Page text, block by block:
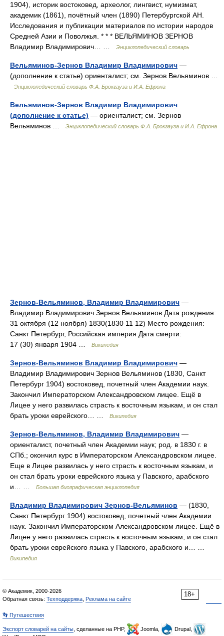
1904), историк востоковед, археолог, лингвист, нумизмат,
академик (1861), почётный член (1890) Петербургской АН.
Исследования и публикации материалов по истории народов
Средней Азии и Поволжья. * * * ВЕЛЬЯМИНОВ ЗЕРНОВ
Владимир Владимирович… …
Энциклопедический словарь
Вельяминов-Зернов Владимир Владимирович —
(дополнение к статье) ориенталист; см. Зернов Вельяминов …
Энциклопедический словарь Ф.А. Брокгауза и И.А. Ефрона
Вельяминов-Зернов Владимир Владимирович
(дополнение к статье) — ориенталист; см. Зернов
Вельяминов …
Энциклопедический словарь Ф.А. Брокгауза и И.А. Ефрона
Зернов-Вельяминов, Владимир Владимирович —
Владимир Владимирович Зернов Вельяминов Дата рождения:
31 октября (12 ноября) 1830(1830 11 12) Место рождения:
Санкт Петербург, Российская империя Дата смерти:
17 (30) января 1904 …
Википедия
Зернов-Вельяминов Владимир Владимирович —
Владимир Владимирович Зернов Вельяминов (1830, Санкт
Петербург 1904) востоковед, почетный член Академии наук.
Закончил Императорском Александровском лицее. Ещё в
Лицее у него развилась страсть к восточным языкам, и он стал
брать уроки еврейского… …
Википедия
Зернов-Вельяминов, Владимир Владимирович —
ориенталист, почетный член Академии наук; род. в 1830 г. в
СПб.; окончил курс в Императорском Александровском лицее.
Еще в Лицее развилась у него страсть к восточным языкам, и
он стал брать уроки еврейского языка у Павского, арабского
и… …
Большая биографическая энциклопедия
Владимир Владимирович Зернов-Вельяминов — (1830,
Санкт Петербург 1904) востоковед, почетный член Академии
наук. Закончил Императорском Александровском лицее. Ещё в
Лицее у него развилась страсть к восточным языкам, и он стал
брать уроки еврейского языка у Павского, арабского и… …
Википедия
18+
© Академик, 2000-2026
Обратная связь: Техподдержка Реклама на сайте
👣 Путешествия
Экспорт словарей на сайты , сделанные на PHP, Joomla,
Drupal,